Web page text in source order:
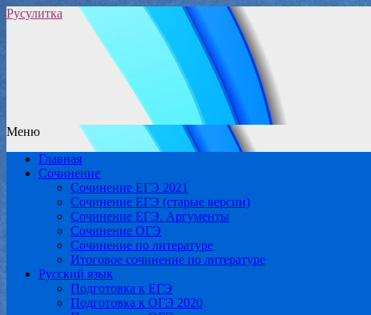
Русулитка
Меню
Главная
Сочинение
Сочинение ЕГЭ 2021
Сочинение ЕГЭ (старые версии)
Сочинение ЕГЭ. Аргументы
Сочинение ОГЭ
Сочинение по литературе
Итоговое сочинение по литературе
Русский язык
Подготовка к ЕГЭ
Подготовка к ОГЭ 2020